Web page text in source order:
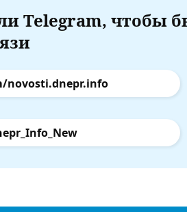
Telegram, чтобы
novosti.dnepr.info